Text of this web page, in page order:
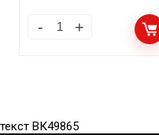
текст ВК49865